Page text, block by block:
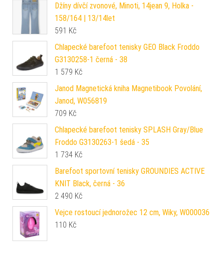
Džíny dívčí zvonové, Minoti, 14jean 9, Holka -
158/164 | 13/14let
591 Kč
Chlapecké barefoot tenisky GEO Black Froddo
G3130258-1 černá - 38
1 579 Kč
Janod Magnetická kniha Magnetibook Povolání,
Janod, W056819
709 Kč
Chlapecké barefoot tenisky SPLASH Gray/Blue
Froddo G3130263-1 šedá - 35
1 734 Kč
Barefoot sportovní tenisky GROUNDIES ACTIVE
KNIT Black, černá - 36
2 490 Kč
Vejce rostoucí jednorožec 12 cm, Wiky, W000036
110 Kč